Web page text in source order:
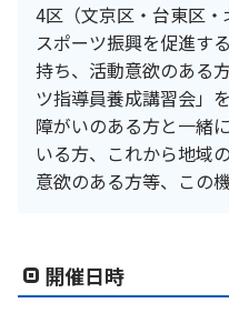
4区（文京区・台東区
スポーツ振興を促進す
持ち、活動意欲のある
ツ指導員養成講習会」
障がいのある方と一緒
いる方、これから地域
意欲のある方等、この
開催日時